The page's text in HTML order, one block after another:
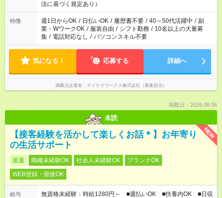
法に基づく規定あり）
特徴 週1日からOK / 日払いOK / 履歴書不要 / 40～50代活躍中 / 副
業・WワークOK / 服装自由 / シフト勤務 / 10名以上の大量募
集 / 電話対応なし / パソコンスキル不要
気になる！ 応募する 詳細へ
掲載元企業名 テイケイワークス株式会社（募集担当）
掲載日：2026.08.06
未読
NEW
【接客経験を活かして楽しくお話＊】お年寄り
の生活サポート
派遣 職種未経験OK 社会人未経験OK
ブランクOK
WEB登録・面接OK
給与
無資格未経験：時給1280円～ ■週払いOK ■扶養内OK ■日収